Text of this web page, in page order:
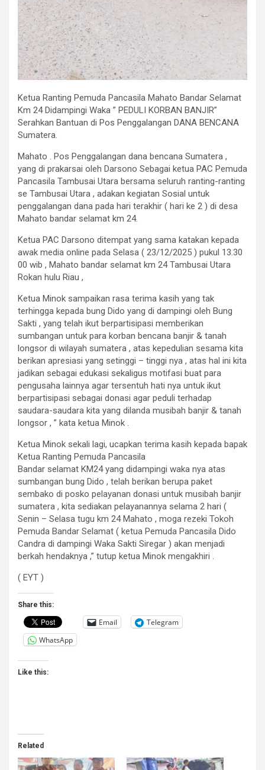
Ketua Ranting Pemuda Pancasila Mahato Bandar Selamat
Km 24 Didampingi Waka ” PEDULI KORBAN BANJIR”
Serahkan Bantuan di Pos Penggalangan DANA BENCANA
Sumatera.
Mahato . Pos Penggalangan dana bencana Sumatera ,
yang di prakarsai oleh Darsono Sebagai ketua PAC Pemuda
Pancasila Tambusai Utara bersama seluruh ranting-ranting
se Tambusai Utara , adakan kegiatan Sosial untuk
penggalangan dana pada hari terakhir ( hari ke 2 ) di desa
Mahato bandar selamat km 24.
Ketua PAC Darsono ditempat yang sama katakan kepada
awak media online pada Selasa ( 23/12/2025 ) pukul 13.30
00 wib , Mahato bandar selamat km 24 Tambusai Utara
Rokan hulu Riau ,
Ketua Minok sampaikan rasa terima kasih yang tak
terhingga kepada bung Dido yang di dampingi oleh Bung
Sakti , yang telah ikut berpartisipasi memberikan
sumbangan untuk para korban bencana banjir & tanah
longsor di wilayah sumatera , atas kepedulian sesama kita
berikan apresiasi yang setinggi – tinggi nya , atas hal ini kita
jadikan sebagai edukasi sekaligus motifasi buat para
pengusaha lainnya agar tersentuh hati nya untuk ikut
berpartisipasi sebagai donasi agar peduli terhadap
saudara-saudara kita yang dilanda musibah banjir & tanah
longsor , ” kata ketua Minok .
Ketua Minok sekali lagi, ucapkan terima kasih kepada bapak
Ketua Ranting Pemuda Pancasila
Bandar selamat KM24 yang didampingi waka nya atas
sumbangan bung Dido , telah berikan berupa paket
sembako di posko pelayanan donasi untuk musibah banjir
sumatera , kita sediakan pelayanannya selama 2 hari (
Senin – Selasa tugu km 24 Mahato , moga rezeki Tokoh
Pemuda Bandar Selamat ( ketua Pemuda Pancasila Dido
Candra di dampingi Waka Sakti Siregar ) akan menjadi
berkah hendaknya ,” tutup ketua Minok mengakhiri .
( EYT )
Share this:
Email
Telegram
WhatsApp
Like this:
Related